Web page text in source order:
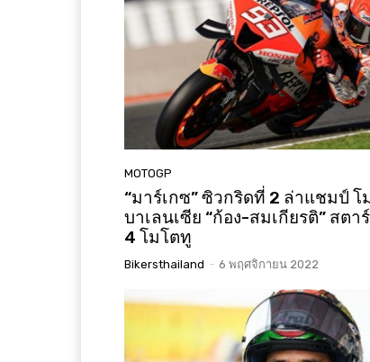
MOTOGP
“มาร์เกซ” ซิวกริดที่ 2 ล่าแชมป์ โ
บาเลนเซีย “ก้อง-สมเกียรติ” สตา
4 โมโตทู
Bikersthailand - 6 พฤศจิกายน 2022